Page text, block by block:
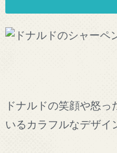
ドナルドの笑顔や怒
いるカラフルなデザイ